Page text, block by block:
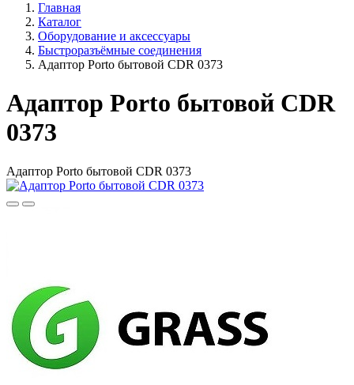
Главная
Каталог
Оборудование и аксессуары
Быстроразъёмные соединения
Адаптор Porto бытовой CDR 0373
Адаптор Porto бытовой CDR
0373
Адаптор Porto бытовой CDR 0373